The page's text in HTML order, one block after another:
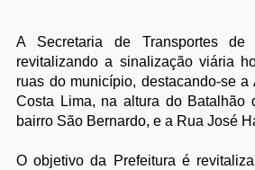
A Secretaria de Transportes de
revitalizando a sinalização viária
ruas do município, destacando-se a
Costa Lima, na altura do Batalhão
bairro São Bernardo, e a Rua José
O objetivo da Prefeitura é